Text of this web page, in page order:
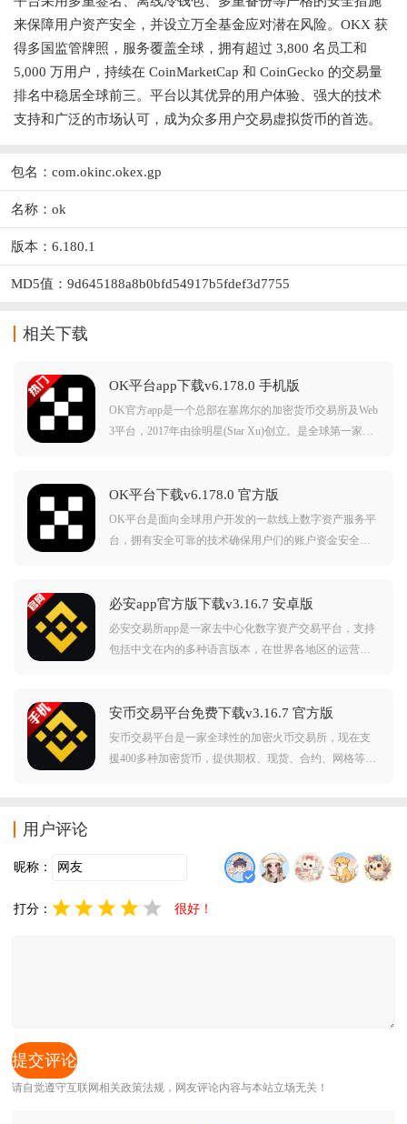
来保障用户资产安全，并设立万全基金应对潜在风险。OKX 获
得多国监管牌照，服务覆盖全球，拥有超过 3,800 名员工和
5,000 万用户，持续在 CoinMarketCap 和 CoinGecko 的交易量
排名中稳居全球前三。平台以其优异的用户体验、强大的技术
支持和广泛的市场认可，成为众多用户交易虚拟货币的首选。
包名：com.okinc.okex.gp
名称：ok
版本：6.180.1
MD5值：9d645188a8b0bfd54917b5fdef3d7755
相关下载
OK平台app下载v6.178.0 手机版
OK官方app是一个总部在塞席尔的加密货币交易所及Web
3平台，2017年由徐明星(Star Xu)创立。是全球第一家提
OK平台下载v6.178.0 官方版
OK平台是面向全球用户开发的一款线上数字资产服务平
台，拥有安全可靠的技术确保用户们的账户资金安全，
必安app官方版下载v3.16.7 安卓版
必安交易所app是一家去中心化数字资产交易平台，支持
包括中文在内的多种语言版本，在世界各地区的运营情
安币交易平台免费下载v3.16.7 官方版
安币交易平台是一家全球性的加密火币交易所，现在支
援400多种加密货币，提供期权、现货、合约、网格等交
用户评论
昵称：
打分： 很好！
请自觉遵守互联网相关政策法规，网友评论内容与本站立场无关！